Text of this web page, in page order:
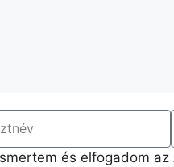
és elfogadom